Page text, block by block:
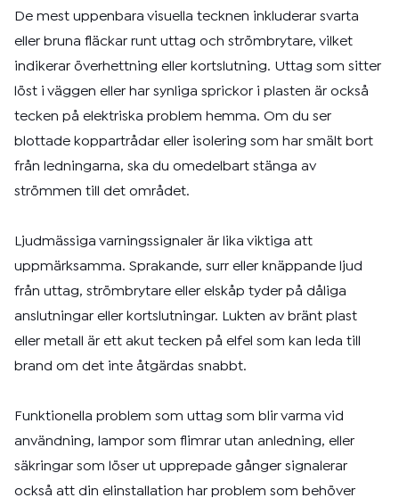
De mest uppenbara visuella tecknen inkluderar svarta
eller bruna fläckar runt uttag och strömbrytare, vilket
indikerar överhettning eller kortslutning. Uttag som sitter
löst i väggen eller har synliga sprickor i plasten är också
tecken på elektriska problem hemma. Om du ser
blottade koppartrådar eller isolering som har smält bort
från ledningarna, ska du omedelbart stänga av
strömmen till det området.
Ljudmässiga varningssignaler är lika viktiga att
uppmärksamma. Sprakande, surr eller knäppande ljud
från uttag, strömbrytare eller elskåp tyder på dåliga
anslutningar eller kortslutningar. Lukten av bränt plast
eller metall är ett akut tecken på elfel som kan leda till
brand om det inte åtgärdas snabbt.
Funktionella problem som uttag som blir varma vid
användning, lampor som flimrar utan anledning, eller
säkringar som löser ut upprepade gånger signalerar
också att din elinstallation har problem som behöver